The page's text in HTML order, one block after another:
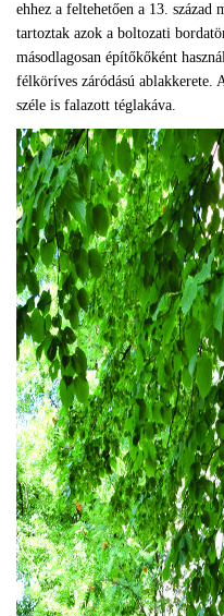
ehhez a feltehetően a 13.
tartoztak azok a boltozati
másodlagosan építőkőként
félköríves záródású ablakkerete.
széle is falazott téglakáva.